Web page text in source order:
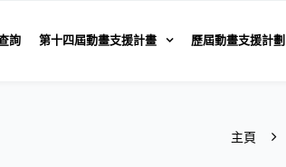
詢 第十四屆動畫支援計畫 歷屆動畫支援計劃
主頁